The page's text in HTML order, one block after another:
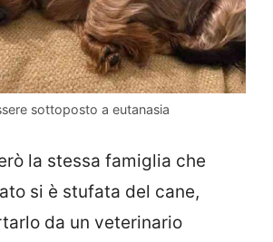
sottoposto a eutanasia
la stessa famiglia che
si è stufata del cane,
da un veterinario